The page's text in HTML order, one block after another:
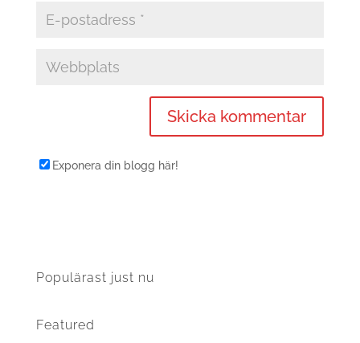
Exponera din blogg här!
Populärast just nu
Featured